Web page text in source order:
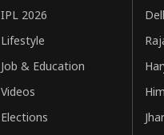
IPL 2026
Lifestyle
Job & Education
Videos
Elections